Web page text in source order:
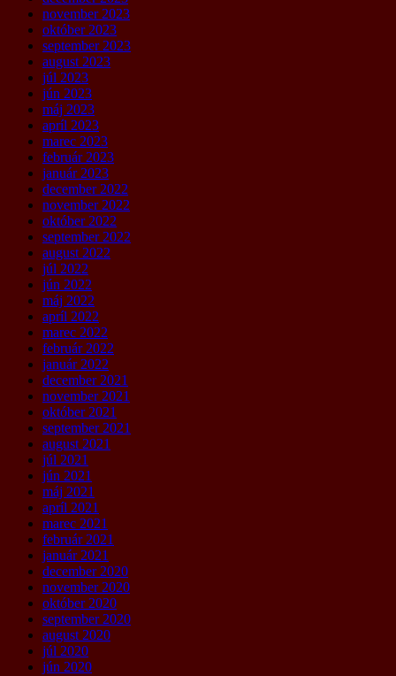
november 2023
október 2023
september 2023
august 2023
júl 2023
jún 2023
máj 2023
apríl 2023
marec 2023
február 2023
január 2023
december 2022
november 2022
október 2022
september 2022
august 2022
júl 2022
jún 2022
máj 2022
apríl 2022
marec 2022
február 2022
január 2022
december 2021
november 2021
október 2021
september 2021
august 2021
júl 2021
jún 2021
máj 2021
apríl 2021
marec 2021
február 2021
január 2021
december 2020
november 2020
október 2020
september 2020
august 2020
júl 2020
jún 2020